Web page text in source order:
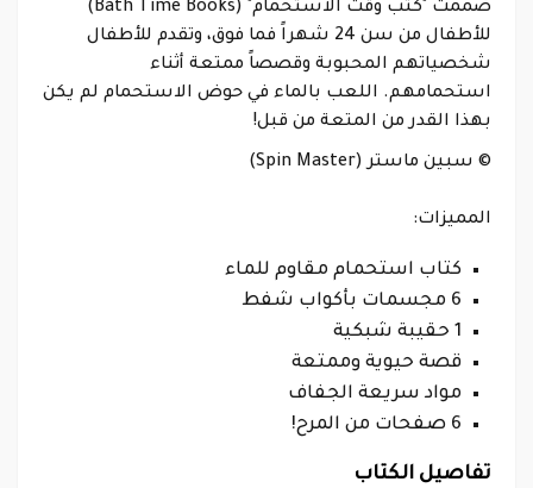
صُممت "كتب وقت الاستحمام" (Bath Time Books)
للأطفال من سن 24 شهراً فما فوق، وتقدم للأطفال
شخصياتهم المحبوبة وقصصاً ممتعة أثناء
استحمامهم. اللعب بالماء في حوض الاستحمام لم يكن
بهذا القدر من المتعة من قبل!
© سبين ماستر (Spin Master)
المميزات:
كتاب استحمام مقاوم للماء
6 مجسمات بأكواب شفط
1 حقيبة شبكية
قصة حيوية وممتعة
مواد سريعة الجفاف
6 صفحات من المرح!
تفاصيل الكتاب